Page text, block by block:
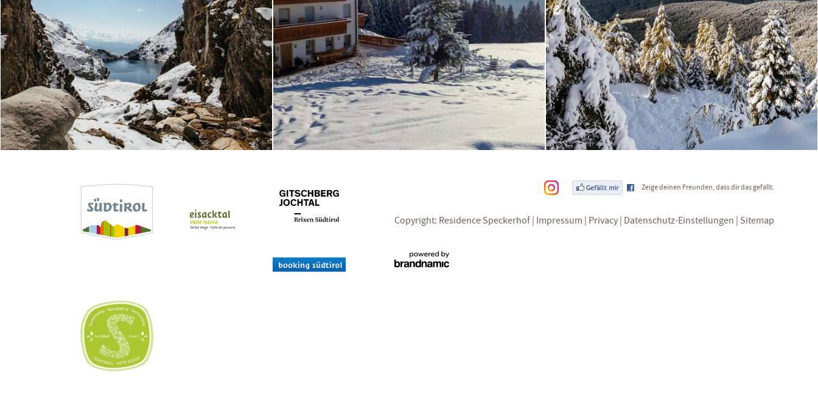
Zeige deinen Freunden, dass dir das gefällt.
Copyright: Residence Speckerhof Impressum Privacy Datenschutz-Einstellungen Sitemap